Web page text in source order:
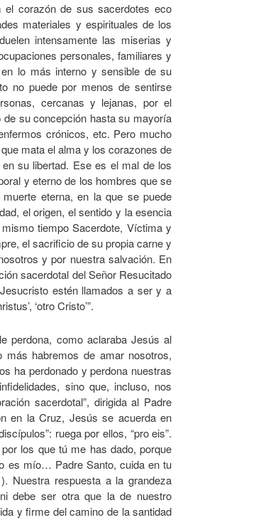
corazón de sus sacerdotes eco
materiales y espirituales de los
intensamente las miserias y
personales, familiares y
lo más interno y sensible de su
no puede por menos de sentirse
cercanas y lejanas, por el
su concepción hasta su mayoría
crónicos, etc. Pero mucho
mata el alma y los corazones de
su libertad. Ese es el mal de los
y eterno de los hombres que se
eterna, en la que se puede
el origen, el sentido y la esencia
tiempo Sacerdote, Víctima y
el sacrificio de su propia carne y
y por nuestra salvación. En
sacerdotal del Señor Resucitado
estén llamados a ser y a
‘otro Cristo’”.
como aclaraba Jesús al
más habremos de amar nosotros,
ha perdonado y perdona nuestras
sino que, incluso, nos
sacerdotal”, dirigida al Padre
en la Cruz, Jesús se acuerda en
ruega por ellos, “pro eis”.
los que tú me has dado, porque
es mío… Padre Santo, cuida en tu
Nuestra respuesta a la grandeza
debe ser otra que la de nuestro
y firme del camino de la santidad